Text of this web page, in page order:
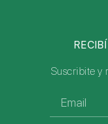
Suscribite y